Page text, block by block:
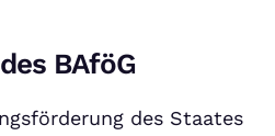
BAföG
des Staates